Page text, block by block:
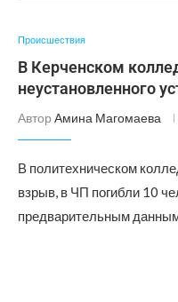
Происшествия
В Керченском
неустановленного
Автор Амина Магомаева
В политехническом
взрыв, в ЧП погибли 10
предварительным